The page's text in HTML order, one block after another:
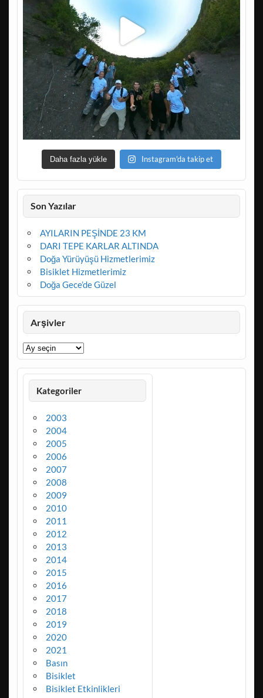
Daha fazla yükle Instagram'da takip et
Son Yazılar
AYILARIN PEŞİNDE 23 KM
DARI TEPE KARLAR ALTINDA
Doğa Yürüyüşü Hizmetlerimiz
Bisiklet Hizmetlerimiz
Doğa Gece’de Güzel
Arşivler
Arşivler
Kategoriler
2003
2004
2005
2006
2007
2008
2009
2010
2011
2012
2013
2014
2015
2016
2017
2018
2019
2020
2021
Basın
Bisiklet
Bisiklet Etkinlikleri